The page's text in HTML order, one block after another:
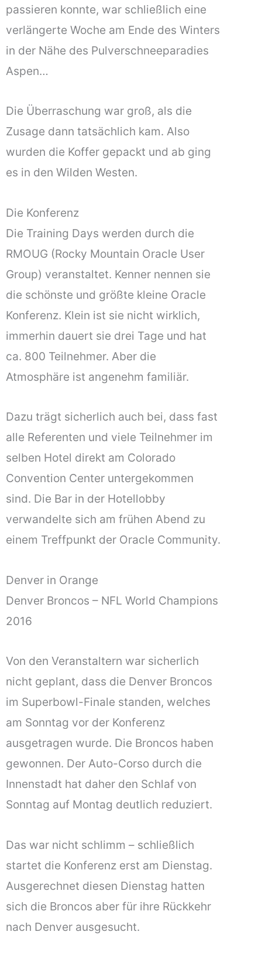
passieren konnte, war schließlich eine
verlängerte Woche am Ende des Winters
in der Nähe des Pulverschneeparadies
Aspen…
Die Überraschung war groß, als die
Zusage dann tatsächlich kam. Also
wurden die Koffer gepackt und ab ging
es in den Wilden Westen.
Die Konferenz
Die Training Days werden durch die
RMOUG (Rocky Mountain Oracle User
Group) veranstaltet. Kenner nennen sie
die schönste und größte kleine Oracle
Konferenz. Klein ist sie nicht wirklich,
immerhin dauert sie drei Tage und hat
ca. 800 Teilnehmer. Aber die
Atmosphäre ist angenehm familiär.
Dazu trägt sicherlich auch bei, dass fast
alle Referenten und viele Teilnehmer im
selben Hotel direkt am Colorado
Convention Center untergekommen
sind. Die Bar in der Hotellobby
verwandelte sich am frühen Abend zu
einem Treffpunkt der Oracle Community.
Denver in Orange
Denver Broncos – NFL World Champions
2016
Von den Veranstaltern war sicherlich
nicht geplant, dass die Denver Broncos
im Superbowl-Finale standen, welches
am Sonntag vor der Konferenz
ausgetragen wurde. Die Broncos haben
gewonnen. Der Auto-Corso durch die
Innenstadt hat daher den Schlaf von
Sonntag auf Montag deutlich reduziert.
Das war nicht schlimm – schließlich
startet die Konferenz erst am Dienstag.
Ausgerechnet diesen Dienstag hatten
sich die Broncos aber für ihre Rückkehr
nach Denver ausgesucht.